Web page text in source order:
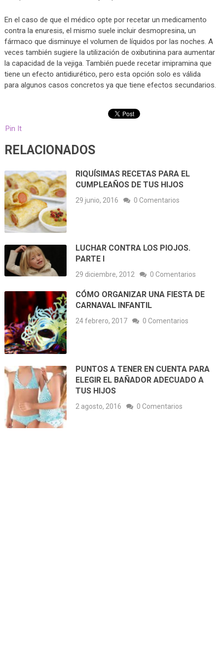
En el caso de que el médico opte por recetar un medicamento
contra la enuresis, el mismo suele incluir desmopresina, un
fármaco que disminuye el volumen de líquidos por las noches. A
veces también sugiere la utilización de oxibutinina para aumentar
la capacidad de la vejiga. También puede recetar imipramina que
tiene un efecto antidiurético, pero esta opción solo es válida
para algunos casos concretos ya que tiene efectos secundarios.
Pin It
RELACIONADOS
RIQUÍSIMAS RECETAS PARA EL
CUMPLEAÑOS DE TUS HIJOS
29 junio, 2016 0 Comentarios
LUCHAR CONTRA LOS PIOJOS.
PARTE I
29 diciembre, 2012 0 Comentarios
CÓMO ORGANIZAR UNA FIESTA DE
CARNAVAL INFANTIL
24 febrero, 2017 0 Comentarios
PUNTOS A TENER EN CUENTA PARA
ELEGIR EL BAÑADOR ADECUADO A
TUS HIJOS
2 agosto, 2016 0 Comentarios